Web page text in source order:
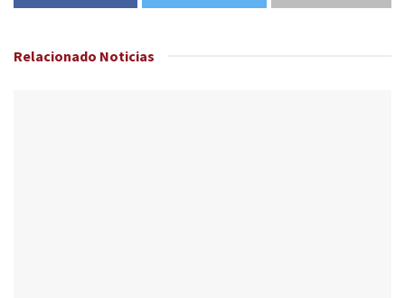
Relacionado Noticias